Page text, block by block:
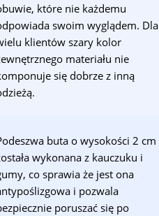
które nie każdemu
swoim wyglądem. Dla
klientów szary kolor
materiału nie
się dobrze z inną
buta o wysokości 2 cm
wykonana z kauczuku i
co sprawia że jest ona
i pozwala
poruszać się po